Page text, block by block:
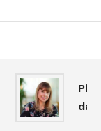
dar